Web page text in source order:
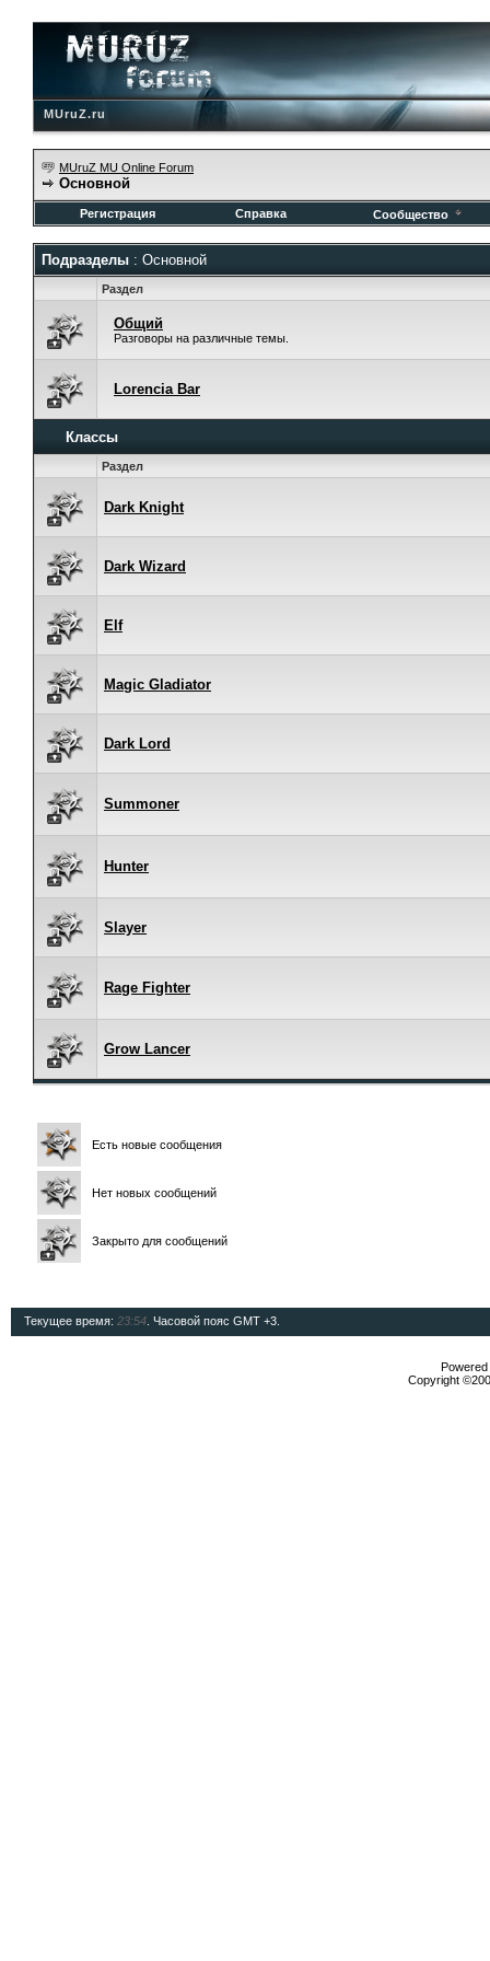
MUruZ.ru
MUruZ MU Online Forum
Основной
Регистрация Справка Сообщество
Подразделы : Основной
Раздел
Общий
Разговоры на различные темы.
Lorencia Bar
Классы
Раздел
Dark Knight
Dark Wizard
Elf
Magic Gladiator
Dark Lord
Summoner
Hunter
Slayer
Rage Fighter
Grow Lancer
Есть новые сообщения
Нет новых сообщений
Закрыто для сообщений
Текущее время: 23:54 . Часовой пояс GMT +3.
Copyright